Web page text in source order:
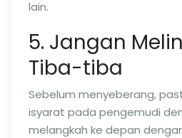
lain.
5. Jangan
Tiba-tiba
Sebelum menyeberang,
isyarat pada pengemudi
melangkah ke depan